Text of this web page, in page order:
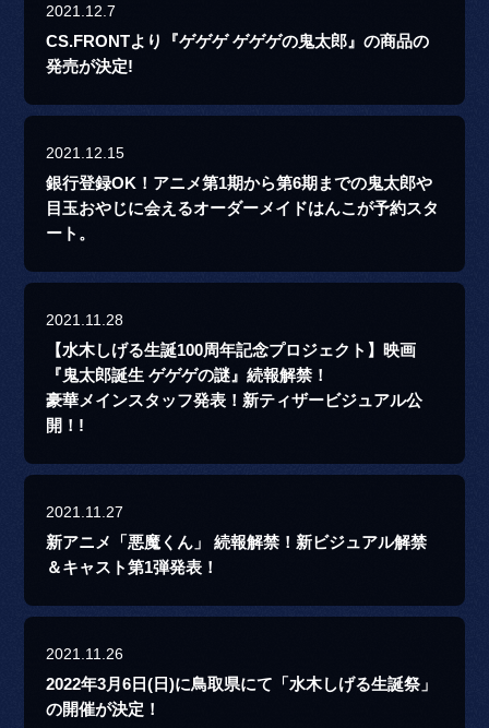
2021.12.7
CS.FRONTより『ゲゲゲ ゲゲゲの鬼太郎』の商品の
発売が決定!
2021.12.15
銀行登録OK！アニメ第1期から第6期までの鬼太郎や
目玉おやじに会えるオーダーメイドはんこが予約スタ
ート。
2021.11.28
【水木しげる生誕100周年記念プロジェクト】映画
『鬼太郎誕生 ゲゲゲの謎』続報解禁！
豪華メインスタッフ発表！新ティザービジュアル公
開！!
2021.11.27
新アニメ「悪魔くん」 続報解禁！新ビジュアル解禁
＆キャスト第1弾発表！
2021.11.26
2022年3月6日(日)に鳥取県にて「水木しげる生誕祭」
の開催が決定！